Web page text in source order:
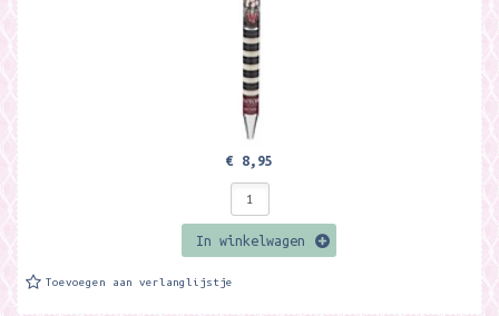
€ 8,95
In winkelwagen
Toevoegen aan verlanglijstje